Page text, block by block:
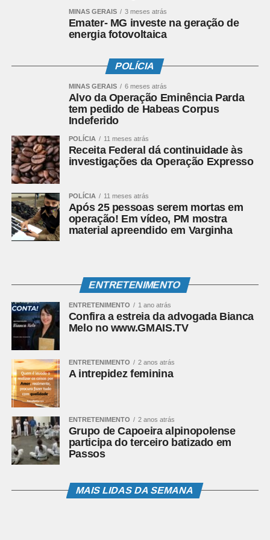
Leia Também: No Dia internacional da Mulher mostramos
a rotina de um Salão de Beleza
E é com essa ideia que o filme se encerra. Há um belo
reencontro de um povo com sua alma, de um povo com
seu futuro. Futuro este permeado de sintonia. Assim
sendo, o filme finaliza com a palavra que mais uma vez
ressoa ao redor do povo brasileiro: esperança. Esperança
de união, esperança de igualdade e esperança de um
futuro em que todos possam viver e se encantar com a
beleza de que é a diversidade colorida do Brasil.
Por Amanda Gambogi
amandagambogi#cinema#medidaprovisoria#analise
COMENTE ABAIXO:
MINAS GERAIS 3 meses atrás
Emater- MG investe na geração de
energia fotovoltaica
POLÍCIA
MINAS GERAIS 6 meses atrás
Alvo da Operação Eminência Parda
tem pedido de Habeas Corpus
Indeferido
POLÍCIA 11 meses atrás
Receita Federal dá continuidade às
investigações da Operação Expresso
POLÍCIA 11 meses atrás
Após 25 pessoas serem mortas em
operação! Em vídeo, PM mostra
material apreendido em Varginha
ENTRETENIMENTO
ENTRETENIMENTO 1 ano atrás
Confira a estreia da advogada Bianca
Melo no www.GMAIS.TV
ENTRETENIMENTO 2 anos atrás
A intrepidez feminina
ENTRETENIMENTO 2 anos atrás
Grupo de Capoeira alpinopolense
participa do terceiro batizado em
Passos
MAIS LIDAS DA SEMANA